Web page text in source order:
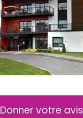
Donner votre avis